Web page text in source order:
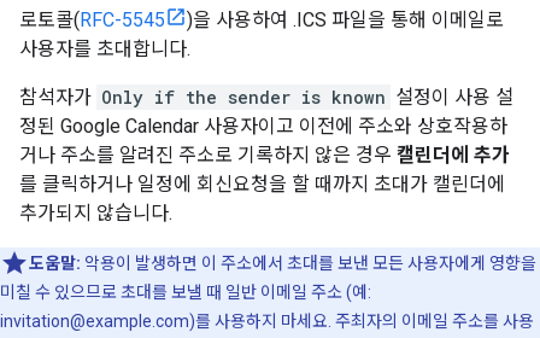
로토콜(RFC-5545
)을 사용하여 .ICS 파일을 통해 이메일로
사용자를 초대합니다.
참석자가 Only if the sender is known 설정이 사용 설
정된 Google Calendar 사용자이고 이전에 주소와 상호작용하
거나 주소를 알려진 주소로 기록하지 않은 경우 캘린더에 추가
를 클릭하거나 일정에 회신요청을 할 때까지 초대가 캘린더에
추가되지 않습니다.
도움말: 악용이 발생하면 이 주소에서 초대를 보낸 모든 사용자에게 영향을
미칠 수 있으므로 초대를 보낼 때 일반 이메일 주소 (예:
invitation@example.com)를 사용하지 마세요. 주최자의 이메일 주소를 사용